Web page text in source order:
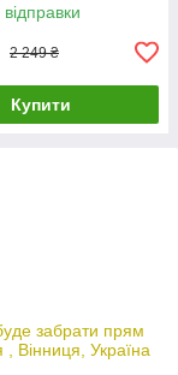
2 249 ₴
Купити
забрати прям
, Вінниця, Україна